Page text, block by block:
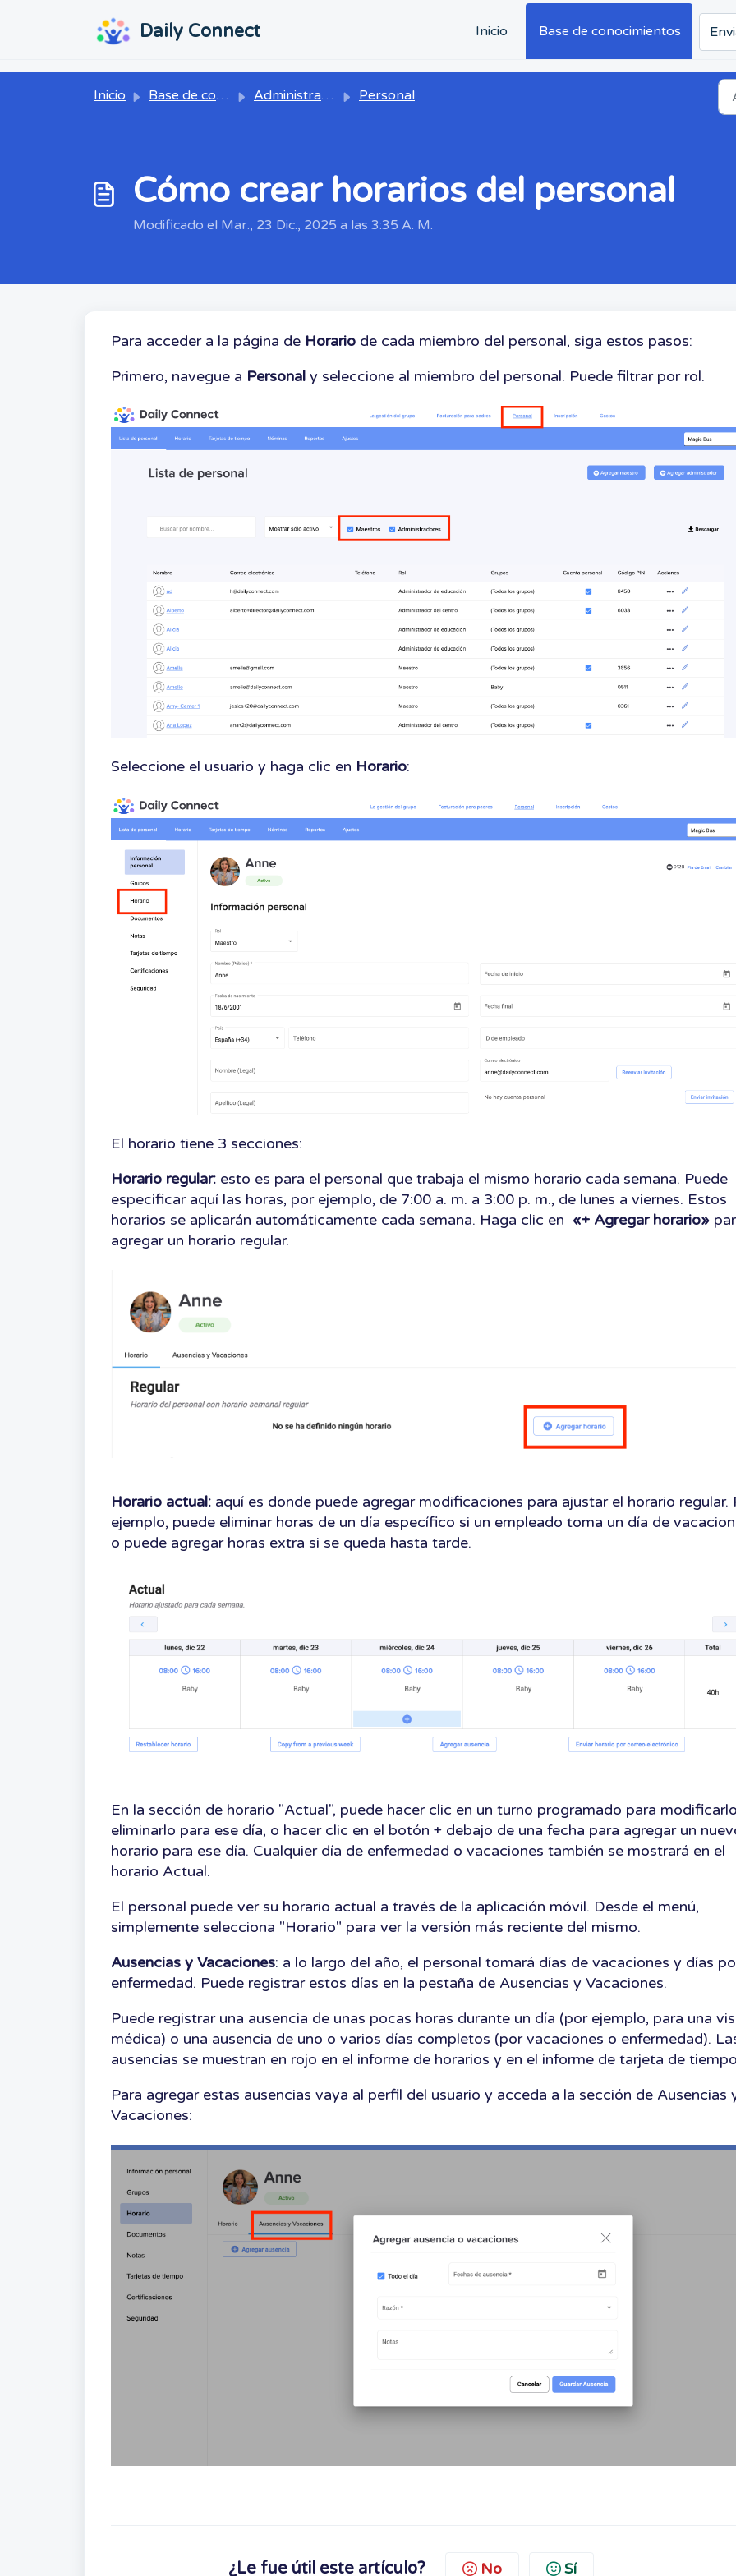
Daily Connect Inicio Base de conocimientos
Inicio Base de conocimientos Administrador Personal
Cómo crear horarios del personal
Modificado el Mar., 23 Dic., 2025 a las 3:35 A. M.
Para acceder a la página de Horario de cada miembro del personal, siga estos pasos:
Primero, navegue a Personal y seleccione al miembro del personal. Puede filtrar por rol.
Seleccione el usuario y haga clic en Horario:
El horario tiene 3 secciones:
Horario regular: esto es para el personal que trabaja el mismo horario cada semana. Puede
especificar aquí las horas, por ejemplo, de 7:00 a. m. a 3:00 p. m., de lunes a viernes. Estos
horarios se aplicarán automáticamente cada semana. Haga clic en «+ Agregar horario»
agregar un horario regular.
Horario actual: aquí es donde puede agregar modificaciones para ajustar el horario regular.
ejemplo, puede eliminar horas de un día específico si un empleado toma un día de
o puede agregar horas extra si se queda hasta tarde.
En la sección de horario "Actual", puede hacer clic en un turno programado para
eliminarlo para ese día, o hacer clic en el botón + debajo de una fecha para agregar un
horario para ese día. Cualquier día de enfermedad o vacaciones también se mostrará en el
horario Actual.
El personal puede ver su horario actual a través de la aplicación móvil. Desde el menú,
simplemente selecciona "Horario" para ver la versión más reciente del mismo.
Ausencias y Vacaciones: a lo largo del año, el personal tomará días de vacaciones y días
enfermedad. Puede registrar estos días en la pestaña de Ausencias y Vacaciones.
Puede registrar una ausencia de unas pocas horas durante un día (por ejemplo, para una
médica) o una ausencia de uno o varios días completos (por vacaciones o enfermedad).
ausencias se muestran en rojo en el informe de horarios y en el informe de tarjeta de
Para agregar estas ausencias vaya al perfil del usuario y acceda a la sección de Ausencias
Vacaciones:
¿Le fue útil este artículo? No Sí